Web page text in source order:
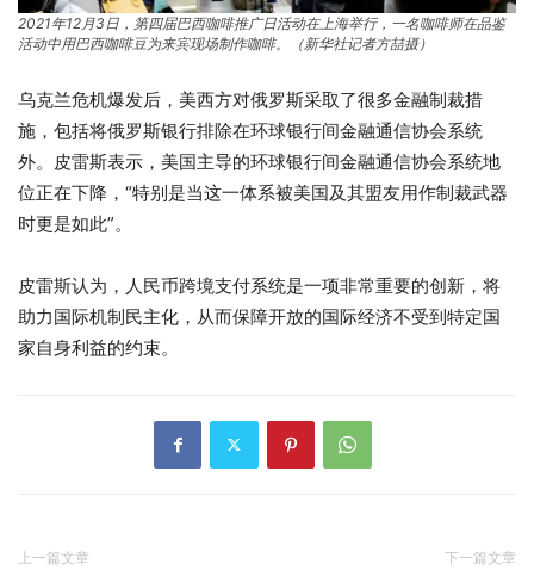
2021年12月3日，第四届巴西咖啡推广日活动在上海举行，一名咖啡师在品鉴
活动中用巴西咖啡豆为来宾现场制作咖啡。（新华社记者方喆摄）
乌克兰危机爆发后，美西方对俄罗斯采取了很多金融制裁措
施，包括将俄罗斯银行排除在环球银行间金融通信协会系统
外。皮雷斯表示，美国主导的环球银行间金融通信协会系统地
位正在下降，“特别是当这一体系被美国及其盟友用作制裁武器
时更是如此”。
皮雷斯认为，人民币跨境支付系统是一项非常重要的创新，将
助力国际机制民主化，从而保障开放的国际经济不受到特定国
家自身利益的约束。
上一篇文章 下一篇文章